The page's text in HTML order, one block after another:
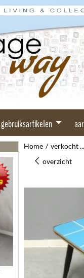
gebruiksartikelen
Home / verkocht ...
overzicht